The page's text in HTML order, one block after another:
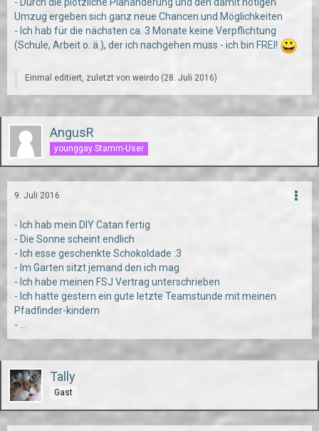
Umzug ergeben sich ganz neue Chancen und Möglichkeiten
- Ich hab für die nächsten ca. 3 Monate keine Verpflichtung
(Schule, Arbeit o. ä.), der ich nachgehen muss - ich bin FREI!
Einmal editiert, zuletzt von weirdo (28. Juli 2016)
AngusR
younggay Stamm-User
9. Juli 2016
- Ich hab mein DIY Catan fertig
- Die Sonne scheint endlich
- Ich esse geschenkte Schokoldade :3
- Im Garten sitzt jemand den ich mag
- Ich habe meinen FSJ Vertrag unterschrieben
- Ich hatte gestern ein gute letzte Teamstunde mit meinen
Pfadfinder-kindern
- ...
Tally
Gast